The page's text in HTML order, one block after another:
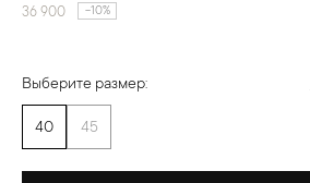
36 900 -10%
Выберите размер:
40 45